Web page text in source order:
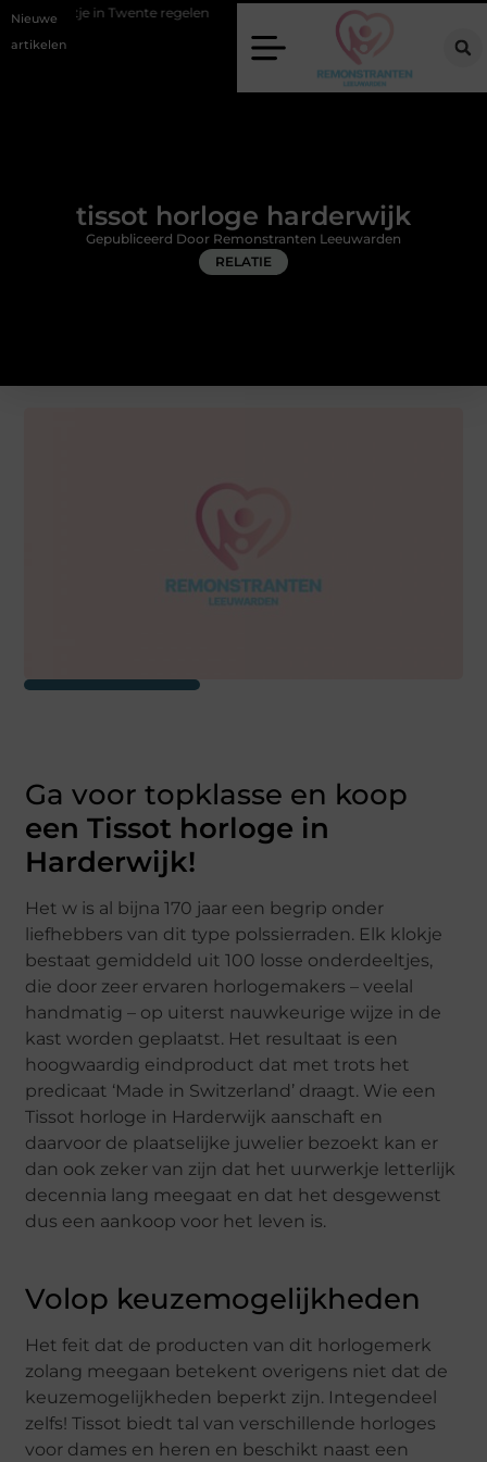
Nieuwe
artikelen
regelen Wat zero-click search betekent voor de toekomst van
tissot horloge harderwijk
RELATIE
Gepubliceerd Door Remonstranten Leeuwarden
Ga voor topklasse en koop
een Tissot horloge in
Harderwijk!
Het w is al bijna 170 jaar een begrip onder
liefhebbers van dit type polssierraden. Elk klokje
bestaat gemiddeld uit 100 losse onderdeeltjes,
die door zeer ervaren horlogemakers – veelal
handmatig – op uiterst nauwkeurige wijze in de
kast worden geplaatst. Het resultaat is een
hoogwaardig eindproduct dat met trots het
predicaat ‘Made in Switzerland’ draagt. Wie een
Tissot horloge in Harderwijk aanschaft en
daarvoor de plaatselijke juwelier bezoekt kan er
dan ook zeker van zijn dat het uurwerkje letterlijk
decennia lang meegaat en dat het desgewenst
dus een aankoop voor het leven is.
Volop keuzemogelijkheden
Het feit dat de producten van dit horlogemerk
zolang meegaan betekent overigens niet dat de
keuzemogelijkheden beperkt zijn. Integendeel
zelfs! Tissot biedt tal van verschillende horloges
voor dames en heren en beschikt naast een